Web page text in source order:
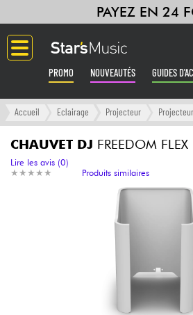
PAYEZ EN 24
PROMO NOUVEAUTÉS GUIDES
Langue
Guitares & Basses
Amplis & Effets
Claviers & Pianos
Accueil Eclairage Projecteur
CHAUVET DJ FREEDOM FLEX
★ ★ ★ ★ ★
★ ★ ★ ★ ★
Lire les avis (0)
Produits similaires